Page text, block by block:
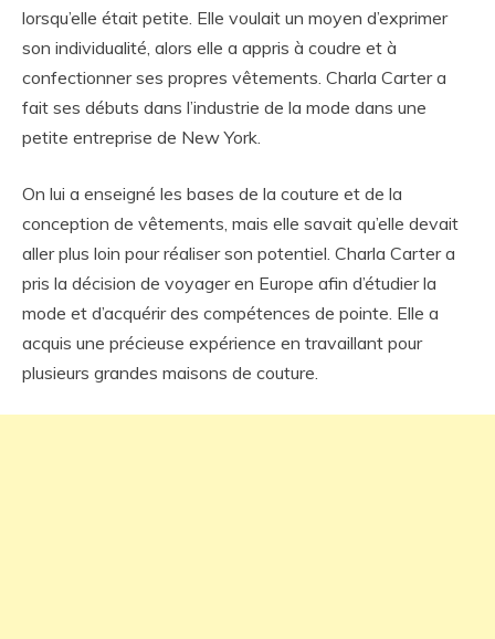
lorsqu’elle était petite. Elle voulait un moyen d’exprimer
son individualité, alors elle a appris à coudre et à
confectionner ses propres vêtements. Charla Carter a
fait ses débuts dans l’industrie de la mode dans une
petite entreprise de New York.
On lui a enseigné les bases de la couture et de la
conception de vêtements, mais elle savait qu’elle devait
aller plus loin pour réaliser son potentiel. Charla Carter a
pris la décision de voyager en Europe afin d’étudier la
mode et d’acquérir des compétences de pointe. Elle a
acquis une précieuse expérience en travaillant pour
plusieurs grandes maisons de couture.